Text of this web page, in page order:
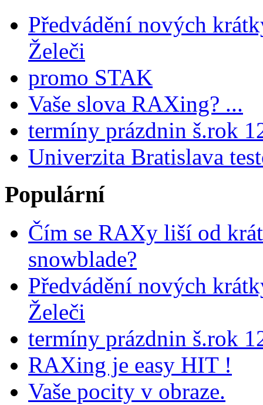
Předvádění nových
Želeči
promo STAK
Vaše slova RAXing? ...
termíny prázdnin š.rok
Univerzita Bratislava
Populární
Čím se RAXy liší od
snowblade?
Předvádění nových
Želeči
termíny prázdnin š.rok
RAXing je easy HIT !
Vaše pocity v obraze.